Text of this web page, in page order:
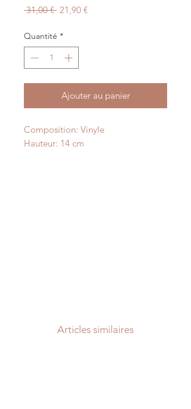
31,00 € Prix
21,90 €Prix
Quantité *
Ajouter au panier
Composition: Vinyle
Hauteur: 14 cm
Articles similaires